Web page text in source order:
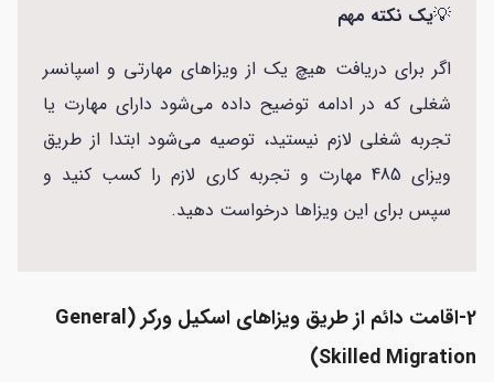
💡یک نکته مهم
اگر برای دریافت هیچ یک از ویزاهای مهارتی و اسپانسر
شغلی که در ادامه توضیح داده می‌شود دارای مهارت یا
تجربه شغلی لازم نیستید، توصیه می‌شود ابتدا از طریق
ویزای 485 مهارت و تجربه کاری لازم را کسب کنید و
سپس برای این ویزاها درخواست دهید.
2-اقامت دائم از طریق ویزاهای اسکیل ورکر (General
Skilled Migration)